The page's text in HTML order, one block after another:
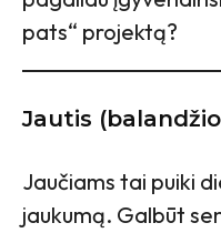
pats“ projektą?
Jautis
Jaučiams tai puiki
jaukumą. Galbūt